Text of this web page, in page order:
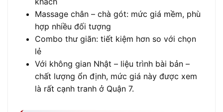
Massage chân – chà gót: mức giá mềm, phù
hợp nhiều đối tượng
Combo thư giãn: tiết kiệm hơn so với chọn
lẻ
Với không gian Nhật – liệu trình bài bản –
chất lượng ổn định, mức giá này được xem
là rất cạnh tranh ở Quận 7.